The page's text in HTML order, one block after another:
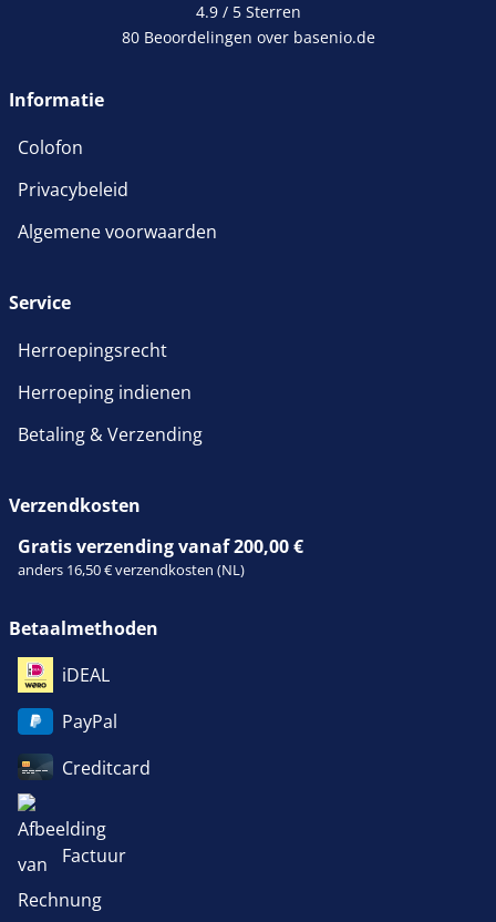
4.9 / 5Sterren
80 Beoordelingen over basenio.de
Informatie
Colofon
Privacybeleid
Algemene voorwaarden
Service
Herroepingsrecht
Herroeping indienen
Betaling & Verzending
Verzendkosten
Gratis verzending vanaf 200,00 €
anders 16,50 € verzendkosten (NL)
Betaalmethoden
iDEAL
PayPal
Creditcard
Factuur